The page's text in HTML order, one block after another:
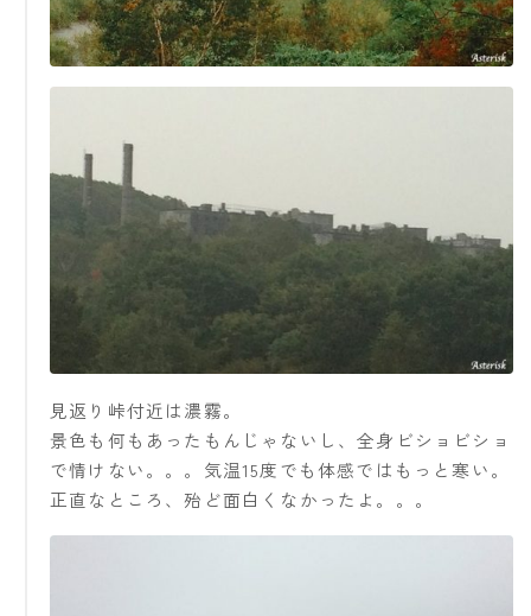
見返り峠付近は濃霧。
景色も何もあったもんじゃないし、全身ビショビショ
で情けない。。。気温15度でも体感ではもっと寒い。
正直なところ、殆ど面白くなかったよ。。。